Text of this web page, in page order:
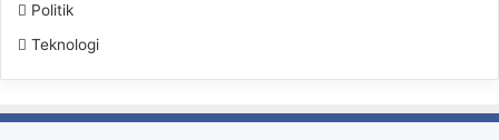
Politik
Teknologi